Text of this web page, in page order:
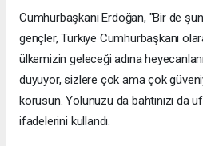
Cumhurbaşkanı Erdoğan, "Bir de
gençler, Türkiye Cumhurbaşkanı
ülkemizin geleceği adına
duyuyor, sizlere çok ama çok
korusun. Yolunuzu da bahtınızı da
ifadelerini kullandı.